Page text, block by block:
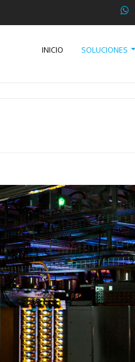
INICIO SOLUCIONES